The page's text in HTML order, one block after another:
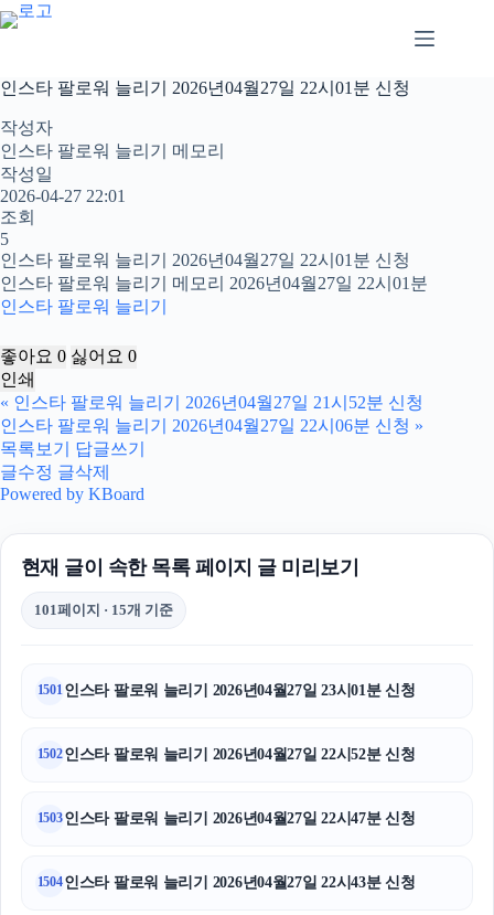
본
문
로
건
너
뛰
기
인스타 팔로워 늘리기 2026년04월27일 22시01분 신청
작성자
인스타 팔로워 늘리기 메모리
작성일
2026-04-27 22:01
조회
5
인스타 팔로워 늘리기 2026년04월27일 22시01분 신청
인스타 팔로워 늘리기 메모리 2026년04월27일 22시01분
인스타 팔로워 늘리기
좋아요 0 싫어요 0
인쇄
« 인스타 팔로워 늘리기 2026년04월27일 21시52분 신청
인스타 팔로워 늘리기 2026년04월27일 22시06분 신청 »
목록보기
답글쓰기
글수정 글삭제
Powered by KBoard
현재 글이 속한 목록 페이지 글 미리보기
101페이지 · 15개 기준
1501인스타 팔로워 늘리기 2026년04월27일 23시01분 신청
1502인스타 팔로워 늘리기 2026년04월27일 22시52분 신청
1503인스타 팔로워 늘리기 2026년04월27일 22시47분 신청
1504인스타 팔로워 늘리기 2026년04월27일 22시43분 신청